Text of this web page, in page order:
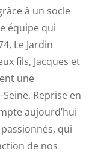
à un socle
équipe qui
Le Jardin
fils, Jacques et
une
Reprise en
aujourd’hui
qui
de nos